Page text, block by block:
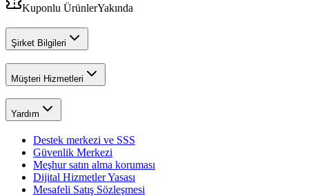
Kuponlu ÜrünlerYakında
Şirket Bilgileri
Müşteri Hizmetleri
Yardım
Destek merkezi ve SSS
Güvenlik Merkezi
Meşhur satın alma koruması
Dijital Hizmetler Yasası
Mesafeli Satış Sözleşmesi